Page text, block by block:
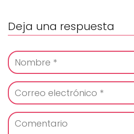
Deja una respuesta